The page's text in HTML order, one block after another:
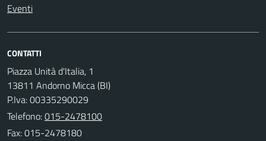
Eventi
CONTATTI
Piazza Unità d'Italia, 1
13811 Andorno Micca (BI)
P.Iva: 00335290029
Telefono:015-2478100
Fax: 015-2478180